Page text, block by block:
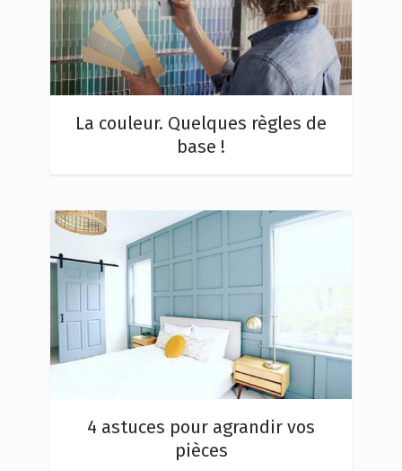
La couleur. Quelques règles de
base !
4 astuces pour agrandir vos
pièces